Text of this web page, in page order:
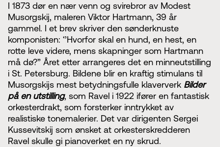
I 1873 dør en nær venn og svirebror av Modest
Musorgskij, maleren Viktor Hartmann, 39 år
gammel. I et brev skriver den sønderknuste
komponisten: ‘’Hvorfor skal en hund, en hest, en
rotte leve videre, mens skapninger som Hartmann
må dø?” Året etter arrangeres det en minneutstilling
i St. Petersburg. Bildene blir en kraftig stimulans til
Musorgskijs mest betydningsfulle klaververk Bilder
på en utstilling, som Ravel i 1922 ifører en fantastisk
orkesterdrakt, som forsterker inntrykket av
realistiske tonemalerier. Det var dirigenten Sergei
Kussevitskij som ønsket at orkesterskredderen
Ravel skulle gi pianoverket en ny skrud.